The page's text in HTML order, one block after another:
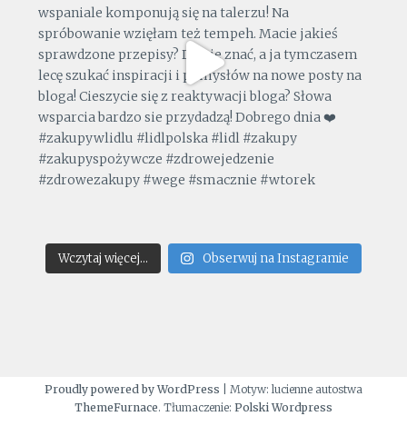
Wczytaj więcej... Obserwuj na Instagramie
Proudly powered by WordPress
Motyw: lucienne autostwa
ThemeFurnace. Tłumaczenie: Polski Wordpress